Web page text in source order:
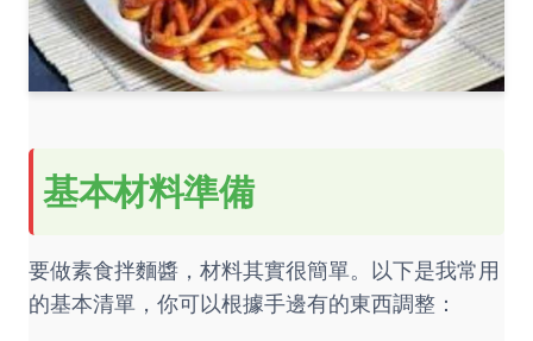
基本材料準備
要做素食拌麵醬，材料其實很簡單。以下是我常用
的基本清單，你可以根據手邊有的東西調整：